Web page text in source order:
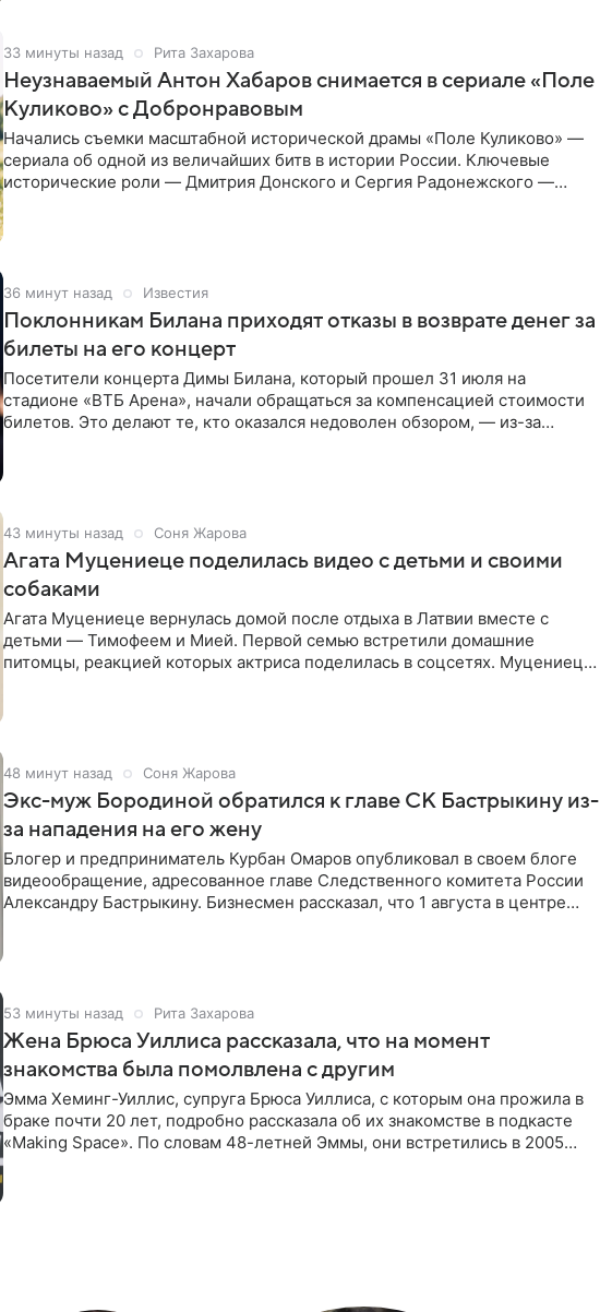
33 минуты назад Рита Захарова
Неузнаваемый Антон Хабаров снимается в сериале «Поле
Куликово» с Добронравовым
Начались съемки масштабной исторической драмы «Поле Куликово» —
сериала об одной из величайших битв в истории России. Ключевые
исторические роли — Дмитрия Донского и Сергия Радонежского —
36 минут назад Известия
Поклонникам Билана приходят отказы в возврате денег за
билеты на его концерт
Посетители концерта Димы Билана, который прошел 31 июля на
стадионе «ВТБ Арена», начали обращаться за компенсацией стоимости
билетов. Это делают те, кто оказался недоволен обзором, — из-за
43 минуты назад Соня Жарова
Агата Муцениеце поделилась видео с детьми и своими
собаками
Агата Муцениеце вернулась домой после отдыха в Латвии вместе с
детьми — Тимофеем и Мией. Первой семью встретили домашние
питомцы, реакцией которых актриса поделилась в соцсетях. Муцениеце
48 минут назад Соня Жарова
Экс-муж Бородиной обратился к главе СК Бастрыкину из-
за нападения на его жену
Блогер и предприниматель Курбан Омаров опубликовал в своем блоге
видеообращение, адресованное главе Следственного комитета России
Александру Бастрыкину. Бизнесмен рассказал, что 1 августа в центре
53 минуты назад Рита Захарова
Жена Брюса Уиллиса рассказала, что на момент
знакомства была помолвлена с другим
Эмма Хеминг-Уиллис, супруга Брюса Уиллиса, с которым она прожила в
браке почти 20 лет, подробно рассказала об их знакомстве в подкасте
«Making Space». По словам 48-летней Эммы, они встретились в 2005